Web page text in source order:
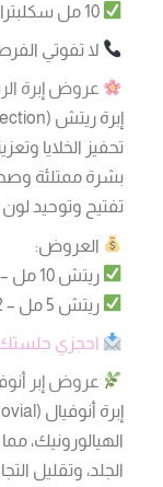
10 مل سكلبترا – 2222 ريال
لا تفوتي
عروض إبرة
تحفيز الخلايا
بشرة ممتلئة
تفتيح وتوحيد لون
العروض:
ريتش 10 مل – 3222 ريال
ريتش 5 مل – 2122 ريال
احجزي
عروض إبر
الهيالورونيك،
الجلد، وتقليل